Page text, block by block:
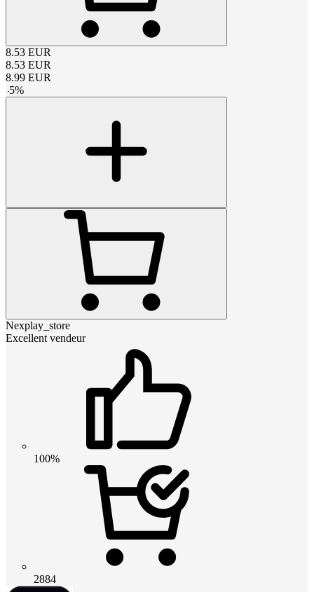
8.53 EUR
8.53 EUR
8.99 EUR
-5%
Nexplay_store
Excellent vendeur
100%
2884